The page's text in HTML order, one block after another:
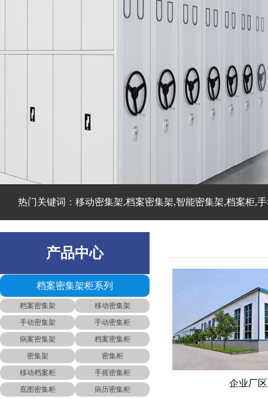
热门关键词：移动密集架,档案密集架,智能密集架,档案柜,
产品中心
档案密集架柜系列
档案密集架
移动密集架
手动密集架
手动密集柜
病案密集架
档案密集柜
密集架
密集柜
移动档案柜
手摇密集柜
底图密集柜
病历密集柜
企业厂区